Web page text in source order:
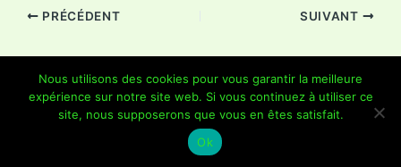
PRÉCÉDENT SUIVANT
Copyright © 2026 Je Grimpe 85 | Propulsé parThème WordPress
Astra
Nous utilisons des cookies pour vous garantir la meilleure
expérience sur notre site web. Si vous continuez à utiliser ce
site, nous supposerons que vous en êtes satisfait.
Ok